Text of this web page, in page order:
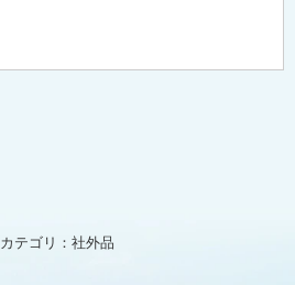
カテゴリ： 社外品